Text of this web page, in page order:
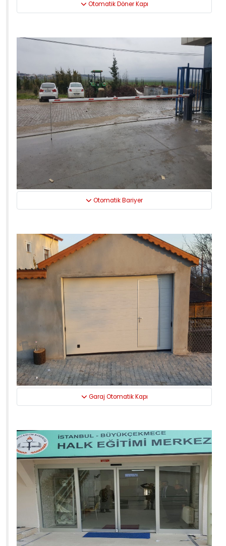
Otomatik Döner Kapı
Otomatik Bariyer
Garaj Otomatik Kapı